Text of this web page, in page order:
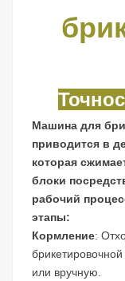
Машина для
приводится в
которая
блоки
рабочий
этапы:
Кормление:
или вручную.